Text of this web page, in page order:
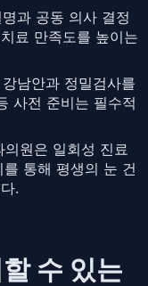
과 공동 의사 결정
료 만족도를 높이는
남안과 정밀검사를
사전 준비는 필수적
의원은 일회성 진료
통해 평생의 눈 건
.
수 있는